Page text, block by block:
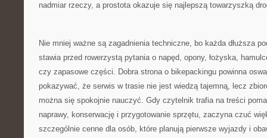
nadmiar rzeczy, a prostota okazuje się najlepszą towarzyszką
Nie mniej ważne są zagadnienia techniczne, bo każda dłuższa
stawia przed rowerzystą pytania o napęd, opony, łożyska,
czy zapasowe części. Dobra strona o bikepackingu powinna
pokazywać, że serwis w trasie nie jest wiedzą tajemną, lecz
można się spokojnie nauczyć. Gdy czytelnik trafia na treści
naprawy, konserwację i przygotowanie sprzętu, zaczyna czuć
szczególnie cenne dla osób, które planują pierwsze wyjazdy i